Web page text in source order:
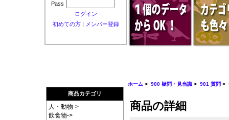
Pass
ログイン
初めての方| メンバー登録
商品カテゴリ
人・動物->
飲食物->
ホーム >900 疑問・見当識 >901 質問 >
商品の詳細